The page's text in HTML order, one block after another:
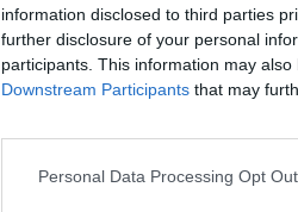
information disclosed to third parties
further disclosure of your personal
participants. This information may
Downstream Participants that may
Personal Data Processing Opt